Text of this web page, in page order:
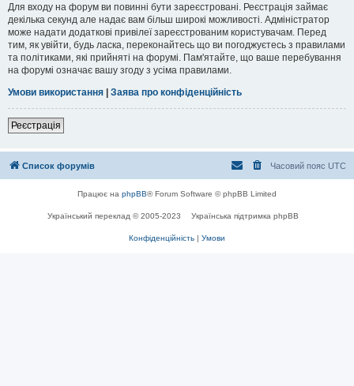
Для входу на форум ви повинні бути зареєстровані. Реєстрація займає
декілька секунд але надає вам більш широкі можливості. Адміністратор
може надати додаткові привілеї зареєстрованим користувачам. Перед
тим, як увійти, будь ласка, переконайтесь що ви погоджуєтесь з правилами
та політиками, які прийняті на форумі. Пам'ятайте, що ваше перебування
на форумі означає вашу згоду з усіма правилами.
Умови використання | Заява про конфіденційність
Реєстрація
Список форумів Часовий пояс UTC
Працює на phpBB® Forum Software © phpBB Limited
Український переклад © 2005-2023 Українська підтримка phpBB
Конфіденційність | Умови